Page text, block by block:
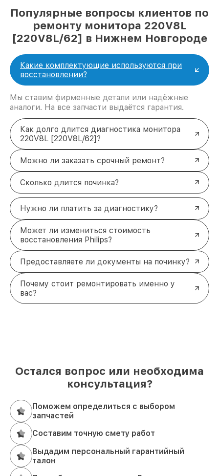
Популярные вопросы клиентов по
ремонту монитора 220V8L
[220V8L/62] в Нижнем Новгороде
Какие комплектующие используются при
восстановлении?
Мы ставим фирменные детали или надёжные
аналоги. На все запчасти выдаётся гарантия.
Как долго длится диагностика монитора
220V8L [220V8L/62]?
Можно ли заказать срочный ремонт?
Сколько длится починка?
Нужно ли платить за диагностику?
Может ли измениться стоимость
восстановления Philips?
Предоставляете ли документы на починку?
Почему стоит ремонтировать именно у
вас?
Остался вопрос или необходима
консультация?
Поможем определиться с выбором
запчастей
Составим точную смету работ
Выдадим персональный гарантийный
талон